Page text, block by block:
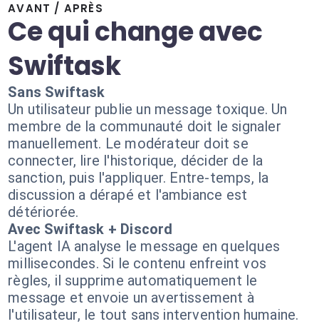
AVANT / APRÈS
Ce qui change avec
Swiftask
Sans Swiftask
Un utilisateur publie un message toxique. Un
membre de la communauté doit le signaler
manuellement. Le modérateur doit se
connecter, lire l'historique, décider de la
sanction, puis l'appliquer. Entre-temps, la
discussion a dérapé et l'ambiance est
détériorée.
Avec Swiftask + Discord
L'agent IA analyse le message en quelques
millisecondes. Si le contenu enfreint vos
règles, il supprime automatiquement le
message et envoie un avertissement à
l'utilisateur, le tout sans intervention humaine.